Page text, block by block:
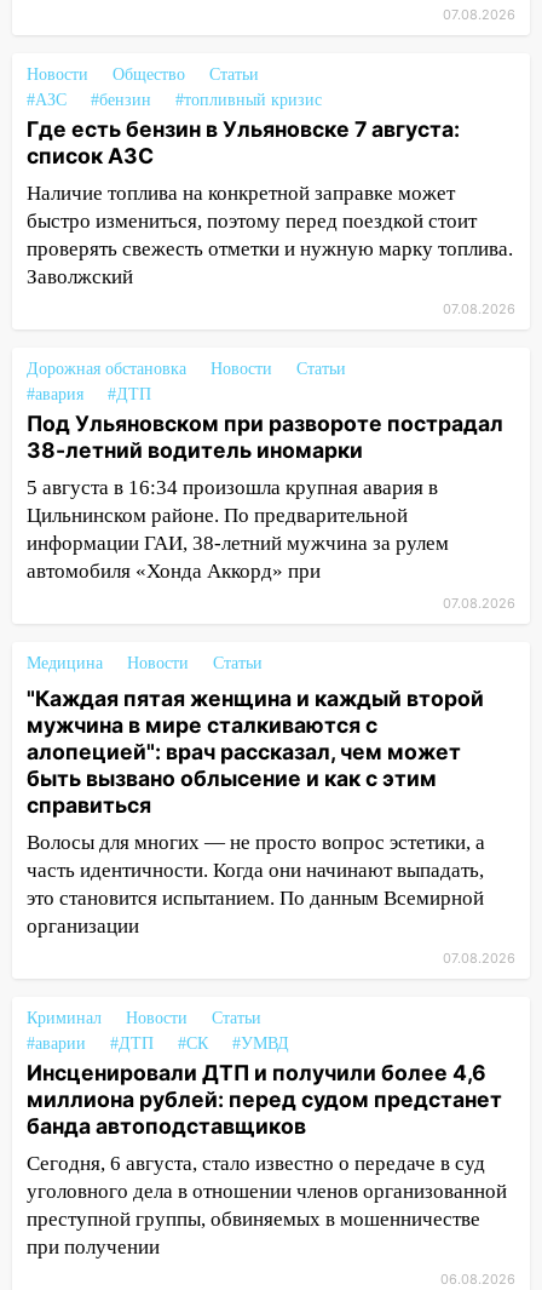
16:35 В Ульяновске установили ещё
девять бункеров для крупногабаритного
мусора
16:26 В Ульяновске бесплатно покажут
матч «Волги» под открытым небом
16:12 В Ульяновском госуниверситете
разработают отечественный прибор для
15:47 Ульяновцы могут вернуть деньги
за абонементы закрывшегося фитнес-
клуба «Рекорд-Fitness»
15:34
После вмешательства
прокуратуры в селах Ульяновской
области привели в порядок детские
площадки
15:08
В Кузоватово после прокурорской
проверки обновили разметку на
пешеходных переходах
14:40 На проспекте Гая в Ульяновске
запретили остановку автомобилей на
50-метровом участке
14:22 В Новом городе 8 августа пройдет
большой фестиваль «Наше время» с
мотофристайлом и концертом
«Мураками»
погоды в Ульяновской области на
выходные 8-9 августа
13:30 В Ульяновске транспортные
полицейские проведут акцию «Час
пассажира»
13:20 В Ульяновске за один день
обокрали женщину на пляже и
подростка в сквере
07.08.2026
Новости Общество
Статьи
#АЗС
#бензин #топливный кризис
Где есть бензин в Ульяновске 7 августа:
список АЗС
Наличие топлива на конкретной заправке может
быстро измениться, поэтому перед поездкой стоит
проверять свежесть отметки и нужную марку топлива.
Заволжский
07.08.2026
Дорожная обстановка Новости
Статьи
#авария
#ДТП
Под Ульяновском при развороте пострадал
38-летний водитель иномарки
5 августа в 16:34 произошла крупная авария в
Цильнинском районе. По предварительной
информации ГАИ, 38-летний мужчина за рулем
автомобиля «Хонда Аккорд» при
07.08.2026
Медицина Новости Статьи
"Каждая пятая женщина и каждый второй
мужчина в мире сталкиваются с
алопецией": врач рассказал, чем может
быть вызвано облысение и как с этим
справиться
Волосы для многих — не просто вопрос эстетики, а
часть идентичности. Когда они начинают выпадать,
это становится испытанием. По данным Всемирной
организации
07.08.2026
Криминал Новости
Статьи
#аварии
#ДТП #СК #УМВД
Инсценировали ДТП и получили более 4,6
миллиона рублей: перед судом предстанет
банда автоподставщиков
Сегодня, 6 августа, стало известно о передаче в суд
уголовного дела в отношении членов организованной
преступной группы, обвиняемых в мошенничестве
при получении
06.08.2026